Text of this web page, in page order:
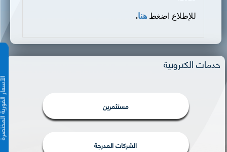
الأسعار
للإطلاع اضغط هنا.
خدمات الكترونية
مستثمرين
الشركات المدرجة